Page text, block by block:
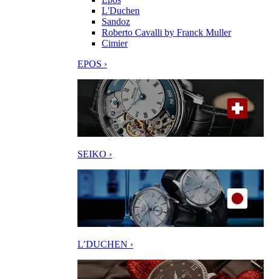
L'Duchen
Sandoz
Roberto Cavalli by Franck Muller
Cimier
EPOS ›
SEIKO ›
L’DUCHEN ›